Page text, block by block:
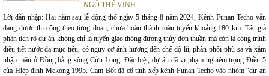
NGÔ THẾ VINH
Lời dẫn nhập: Hai năm sau lễ động thổ ngày 5 tháng 8 năm 2024, Kênh Funan Techo vẫn
đang được thi công theo từng đoạn, chưa hoàn thành toàn tuyến khoảng 180 km. Tác giả
phân tích rõ dự án không chỉ là tuyến giao thông đường thủy đơn thuần mà còn là công trình
điều tiết nước đa mục tiêu, có nguy cơ ảnh hưởng đến chế độ lũ, phân phối phù sa và xâm
nhập mặn ở Đồng bằng sông Cửu Long. Đặc biệt, dự án đã vi phạm nghiêm trọng Điều 5
của Hiệp định Mekong 1995. Cam Bốt đã cố tình xếp kênh Funan Techo vào nhóm “dự án